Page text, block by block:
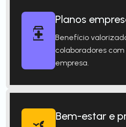
Planos
Benefício
colaboradores
empresa.
Bem-estar e